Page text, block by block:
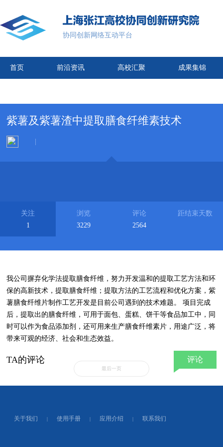
协同创新网络互动平台
首页 前沿资讯 高校汇聚 成果集锦
紫薯及紫薯渣中提取膳食纤维素技术
关注
1
浏览
3229
评论
2564
距结束天数
我公司摒弃化学法提取膳食纤维，努力开发温和的提取工艺方法和环
保的高新技术，提取膳食纤维；提取方法的工艺流程和优化方案，紫
薯膳食纤维片制作工艺开发是目前公司遇到的技术难题。 项目完成
后，提取出的膳食纤维，可用于面包、蛋糕、饼干等食品加工中，同
时可以作为食品添加剂，还可用来生产膳食纤维素片，用途广泛，将
带来可观的经济、社会和生态效益。
TA的评论 评论
最后一页
关于我们 | 使用手册 | 应用介绍 | 联系我们